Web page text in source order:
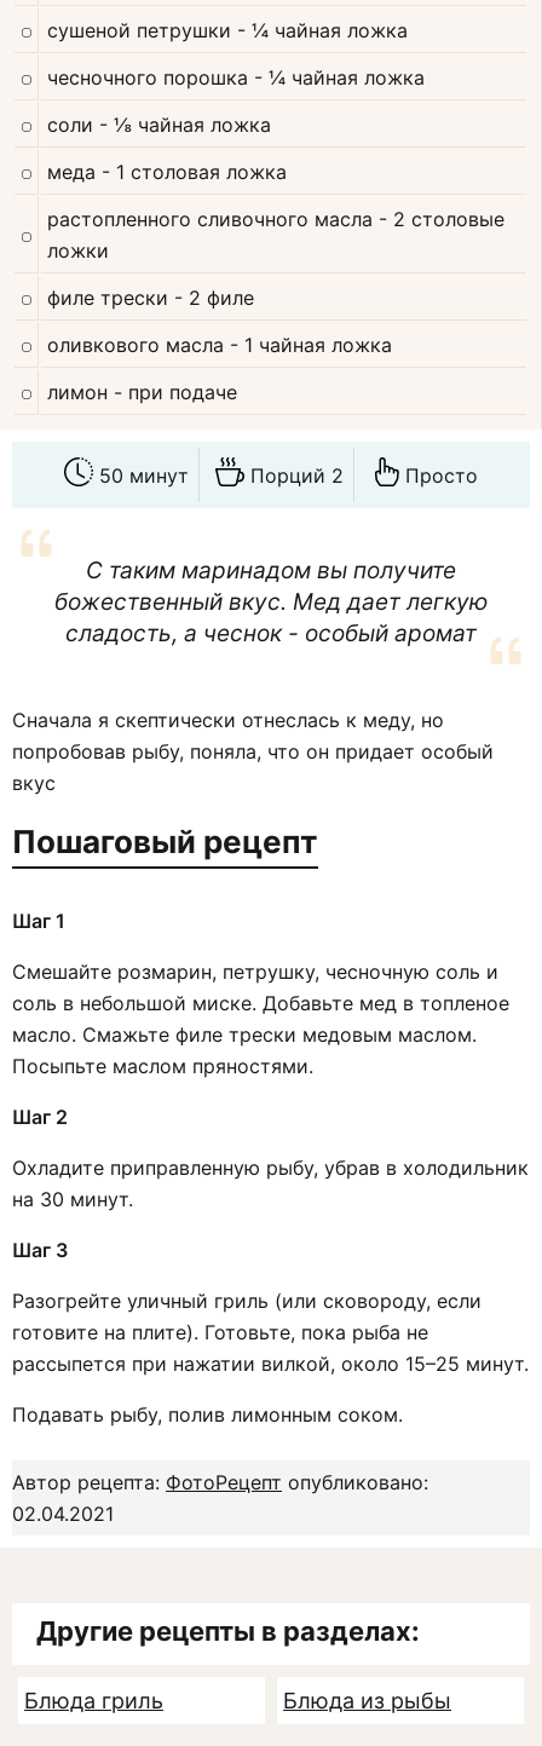
сушеной петрушки - ¼ чайная ложка
чесночного порошка - ¼ чайная ложка
соли - ⅛ чайная ложка
меда - 1 столовая ложка
растопленного сливочного масла - 2 столовые
ложки
филе трески - 2 филе
оливкового масла - 1 чайная ложка
лимон - при подаче
50 минут Порций 2 Просто
С таким маринадом вы получите
божественный вкус. Мед дает легкую
сладость, а чеснок - особый аромат
Сначала я скептически отнеслась к меду, но
попробовав рыбу, поняла, что он придает особый
вкус
Пошаговый рецепт
Шаг 1
Смешайте розмарин, петрушку, чесночную соль и
соль в небольшой миске. Добавьте мед в топленое
масло. Смажьте филе трески медовым маслом.
Посыпьте маслом пряностями.
Шаг 2
Охладите приправленную рыбу, убрав в холодильник
на 30 минут.
Шаг 3
Разогрейте уличный гриль (или сковороду, если
готовите на плите). Готовьте, пока рыба не
рассыпется при нажатии вилкой, около 15–25 минут.
Подавать рыбу, полив лимонным соком.
Автор рецепта: ФотоРецепт опубликовано:
02.04.2021
Другие рецепты в разделах:
Блюда гриль Блюда из рыбы